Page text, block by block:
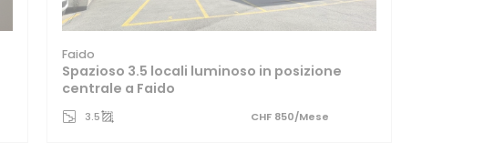
Faido
Spazioso 3.5 locali luminoso in posizione
centrale a Faido
3.5 CHF 850/Mese